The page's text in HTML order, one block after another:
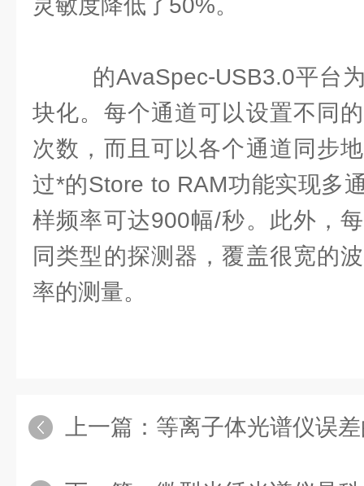
灵敏度降低了50%。
的AvaSpec-USB3.0平台
块化。每个通道可以设置不同
次数，而且可以各个通道同步
过*的Store to RAM功能实现多
样频率可达900幅/秒。此外，
同类型的探测器，覆盖很宽的
率的测量。
上一篇： 等离子体光谱仪误